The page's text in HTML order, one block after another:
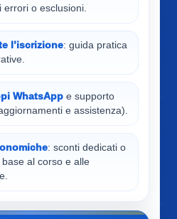
errori o esclusioni.
l’iscrizione: guida pratica
WhatsApp e supporto
e assistenza).
: sconti dedicati o
al corso e alle